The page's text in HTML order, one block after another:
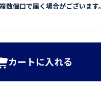
数個口で届く場合がございます。
カートに入れる